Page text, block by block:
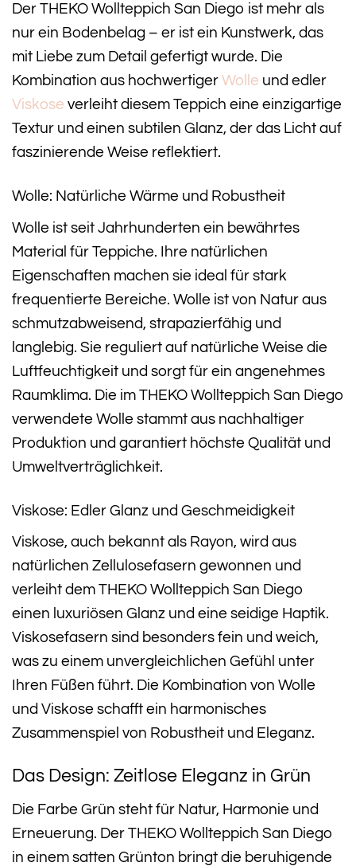
Der THEKO Wollteppich San Diego ist mehr als
nur ein Bodenbelag – er ist ein Kunstwerk, das
mit Liebe zum Detail gefertigt wurde. Die
Kombination aus hochwertiger Wolle und edler
Viskose verleiht diesem Teppich eine einzigartige
Textur und einen subtilen Glanz, der das Licht auf
faszinierende Weise reflektiert.
Wolle: Natürliche Wärme und Robustheit
Wolle ist seit Jahrhunderten ein bewährtes
Material für Teppiche. Ihre natürlichen
Eigenschaften machen sie ideal für stark
frequentierte Bereiche. Wolle ist von Natur aus
schmutzabweisend, strapazierfähig und
langlebig. Sie reguliert auf natürliche Weise die
Luftfeuchtigkeit und sorgt für ein angenehmes
Raumklima. Die im THEKO Wollteppich San Diego
verwendete Wolle stammt aus nachhaltiger
Produktion und garantiert höchste Qualität und
Umweltverträglichkeit.
Viskose: Edler Glanz und Geschmeidigkeit
Viskose, auch bekannt als Rayon, wird aus
natürlichen Zellulosefasern gewonnen und
verleiht dem THEKO Wollteppich San Diego
einen luxuriösen Glanz und eine seidige Haptik.
Viskosefasern sind besonders fein und weich,
was zu einem unvergleichlichen Gefühl unter
Ihren Füßen führt. Die Kombination von Wolle
und Viskose schafft ein harmonisches
Zusammenspiel von Robustheit und Eleganz.
Das Design: Zeitlose Eleganz in Grün
Die Farbe Grün steht für Natur, Harmonie und
Erneuerung. Der THEKO Wollteppich San Diego
in einem satten Grünton bringt die beruhigende